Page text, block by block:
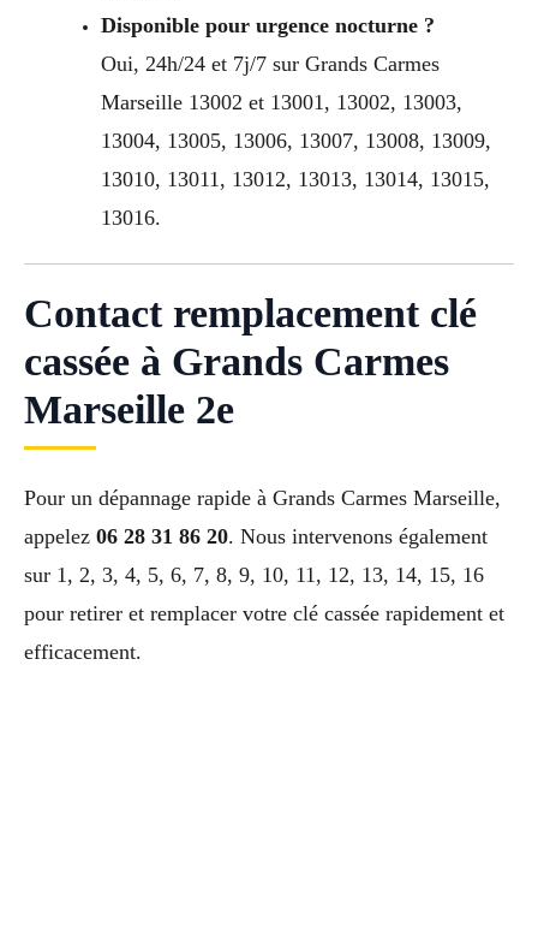
Disponible pour urgence nocturne ?
Oui, 24h/24 et 7j/7 sur Grands Carmes
Marseille 13002 et 13001, 13002, 13003,
13004, 13005, 13006, 13007, 13008, 13009,
13010, 13011, 13012, 13013, 13014, 13015,
13016.
Contact remplacement clé
cassée à Grands Carmes
Marseille 2e
Pour un dépannage rapide à Grands Carmes Marseille,
appelez 06 28 31 86 20. Nous intervenons également
sur 1, 2, 3, 4, 5, 6, 7, 8, 9, 10, 11, 12, 13, 14, 15, 16
pour retirer et remplacer votre clé cassée rapidement et
efficacement.